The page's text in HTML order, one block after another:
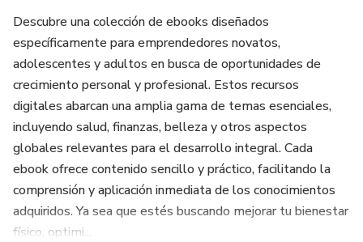
Descubre una colección de ebooks diseñados
específicamente para emprendedores novatos,
adolescentes y adultos en busca de oportunidades de
crecimiento personal y profesional. Estos recursos
digitales abarcan una amplia gama de temas esenciales,
incluyendo salud, finanzas, belleza y otros aspectos
globales relevantes para el desarrollo integral. Cada
ebook ofrece contenido sencillo y práctico, facilitando la
comprensión y aplicación inmediata de los conocimientos
adquiridos. Ya sea que estés buscando mejorar tu bienestar
físico, optimi...